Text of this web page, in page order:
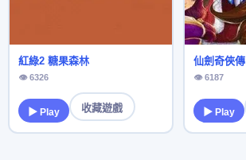
紅綠2 糖果森林
👁 6326
▶ Play 收藏遊戲
仙劍奇俠傳
👁 6187
▶ Play